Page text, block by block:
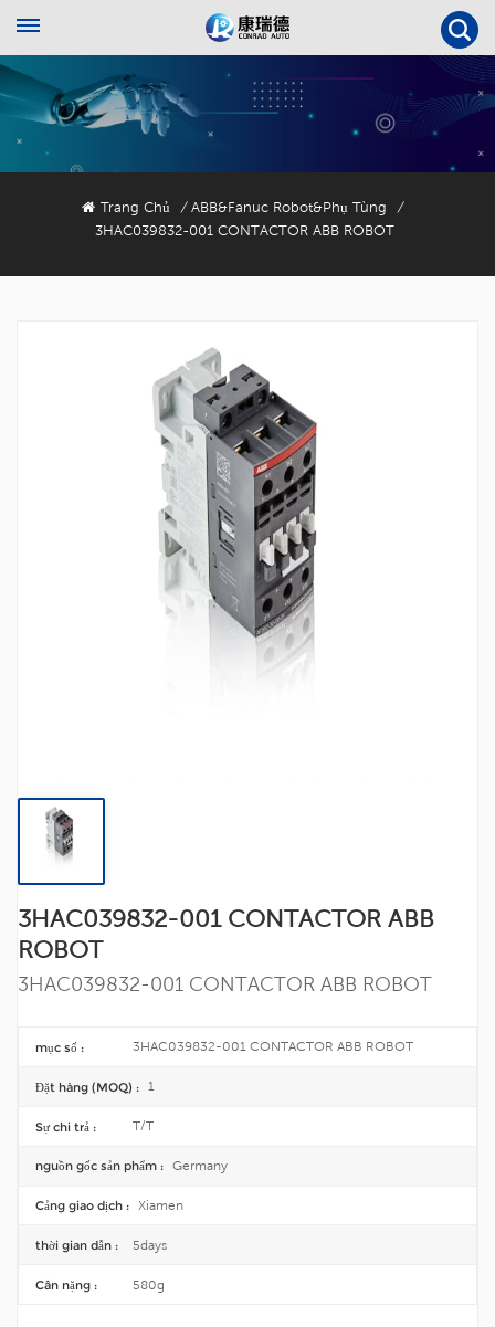
Trang Chủ / ABB&Fanuc Robot&Phụ Tùng
/
3HAC039832-001 CONTACTOR ABB ROBOT
3HAC039832-001 CONTACTOR ABB
ROBOT
3HAC039832-001 CONTACTOR ABB ROBOT
mục số : 3HAC039832-001 CONTACTOR ABB ROBOT
Đặt hàng (MOQ) : 1
Sự chi trả : T/T
nguồn gốc sản phẩm : Germany
Cảng giao dịch : Xiamen
thời gian dẫn : 5days
Cân nặng : 580g